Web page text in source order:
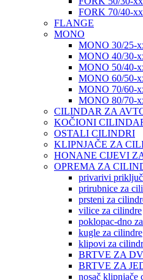
FORK 70/40-
FLANGE
MONO
MONO 30/25-
MONO 40/30-
MONO 50/40-
MONO 60/50-
MONO 70/60-
MONO 80/70-
CILINDAR ZA
KOČIONI
OSTALI CILINDRI
KLIPNJAČE ZA
HONANE CIJEVI
OPREMA ZA
privarivi
prirubnice za
prsteni za
vilice za cilindre
poklopac-dno
kugle za cilindre
klipovi za
BRTVE ZA
BRTVE ZA
nosač klipnjače